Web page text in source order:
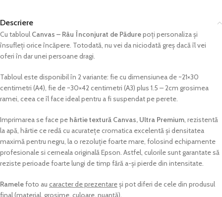
Descriere
Cu tabloul Canvas – Râu Înconjurat de Pădurepoți personaliza și
însufleți orice încăpere. Totodată, nu vei da niciodată greș dacă îl vei
oferi în dar unei persoane dragi.
Tabloul este disponibil în 2 variante: fie cu dimensiunea de ~21×30
centimetri (A4), fie de ~30×42 centimetri (A3) plus 1.5 – 2cm grosimea
ramei, ceea ce îl face ideal pentru a fi suspendat pe perete.
Imprimarea se face pe hârtie textură Canvas, Ultra Premium, rezistentă
la apă, hârtie ce redă cu acuratețe cromatica excelentă și densitatea
maximă pentru negru, la o rezoluție foarte mare, folosind echipamente
profesionale si cerneala originală Epson. Astfel, culorile sunt garantate să
reziste perioade foarte lungi de timp fără a-și pierde din intensitate.
Ramelefoto au caracter de prezentareși pot diferi de cele din produsul
final (material, grosime, culoare, nuanță).